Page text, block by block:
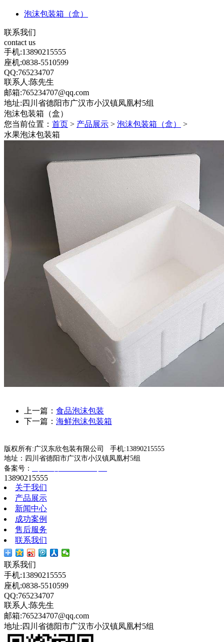
泡沫包装箱（盒）
联系我们
contact us
手机:13890215555
座机:0838-5510599
QQ:765234707
联系人:陈先生
邮箱:765234707@qq.com
地址:四川省德阳市广汉市小汉镇凤凰村5组
泡沫包装箱（盒）
您当前位置： 首页 > 产品展示 > 泡沫包装箱（盒）
>
水果泡沫包装箱
上一篇： 食品泡沫包装
下一篇： 海鲜泡沫包装箱
版权所有:广汉东欣包装有限公司 手机:13890215555
地址：四川省德阳市广汉市小汉镇凤凰村5组
备案号：
13890215555
关于我们
产品展示
新闻中心
成功案例
售后服务
联系我们
联系我们
手机:13890215555
座机:0838-5510599
QQ:765234707
联系人:陈先生
邮箱:765234707@qq.com
地址:四川省德阳市广汉市小汉镇凤凰村5组